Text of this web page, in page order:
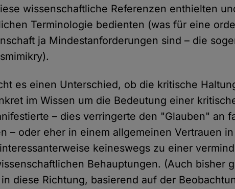
wissenschaftliche Referenzen enthielten
Terminologie bedienten (was für eine
ja Mindestanforderungen sind – die
es einen Unterschied, ob die kritische
im Wissen um die Bedeutung einer
– dies verringerte den "Glauben" an
– oder eher in einem allgemeinen Vertrauen
keineswegs zu einer
Behauptungen. (Auch bisher
diese Richtung, basierend auf der